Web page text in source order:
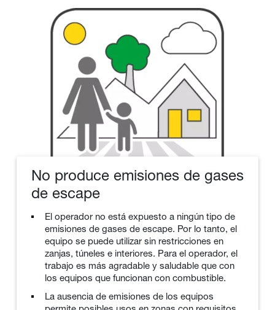
No produce emisiones de gases
de escape
El operador no está expuesto a ningún tipo de
emisiones de gases de escape. Por lo tanto, el
equipo se puede utilizar sin restricciones en
zanjas, túneles e interiores. Para el operador, el
trabajo es más agradable y saludable que con
los equipos que funcionan con combustible.
La ausencia de emisiones de los equipos